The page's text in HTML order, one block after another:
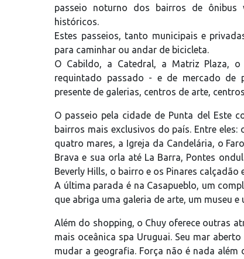
passeio noturno dos bairros de ônibus
históricos.
Estes passeios, tanto municipais e
para caminhar ou andar de bicicleta.
O Cabildo, a Catedral, a Matriz Plaza,
requintado passado - e de mercado de
presente de galerias, centros de arte,
O passeio pela cidade de Punta del Este
bairros mais exclusivos do país. Entre
quatro mares, a Igreja da Candelária, o
Brava e sua orla até La Barra, Pontes
Beverly Hills, o bairro e os Pinares calçadão
A última parada é na Casapueblo, um
que abriga uma galeria de arte, um museu e
Além do shopping, o Chuy oferece outras
mais oceânica spa Uruguai. Seu mar
mudar a geografia. Força não é nada